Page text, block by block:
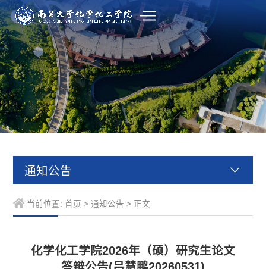
通知公告
当前位置: 首页 > 通知公告 > 正文
化学化工学院2026年（硕）研究生论文